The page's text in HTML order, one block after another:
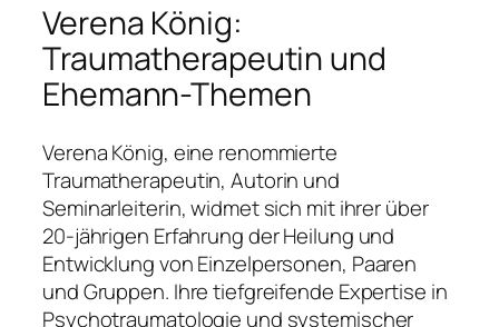
Verena König:
Traumatherapeutin und
Ehemann-Themen
Verena König, eine renommierte
Traumatherapeutin, Autorin und
Seminarleiterin, widmet sich mit ihrer über
20-jährigen Erfahrung der Heilung und
Entwicklung von Einzelpersonen, Paaren
und Gruppen. Ihre tiefgreifende Expertise in
Psychotraumatologie und systemischer